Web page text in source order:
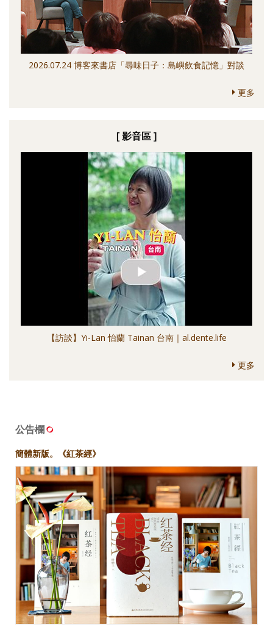
2026.07.24 博客來書店「尋味日子：島嶼飲食記憶」對談
更多
[ 影音區 ]
【訪談】Yi-Lan 怡蘭 Tainan 台南｜al.dente.life
更多
公告欄
簡體新版。《紅茶經》